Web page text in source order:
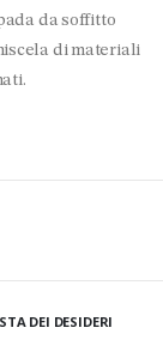
da soffitto
di materiali
DEI DESIDERI